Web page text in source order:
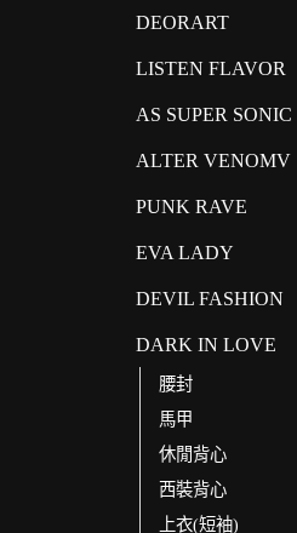
DEORART
LISTEN FLAVOR
AS SUPER SONIC
ALTER VENOMV
PUNK RAVE
EVA LADY
DEVIL FASHION
DARK IN LOVE
腰封
馬甲
休閒背心
西裝背心
上衣(短袖)